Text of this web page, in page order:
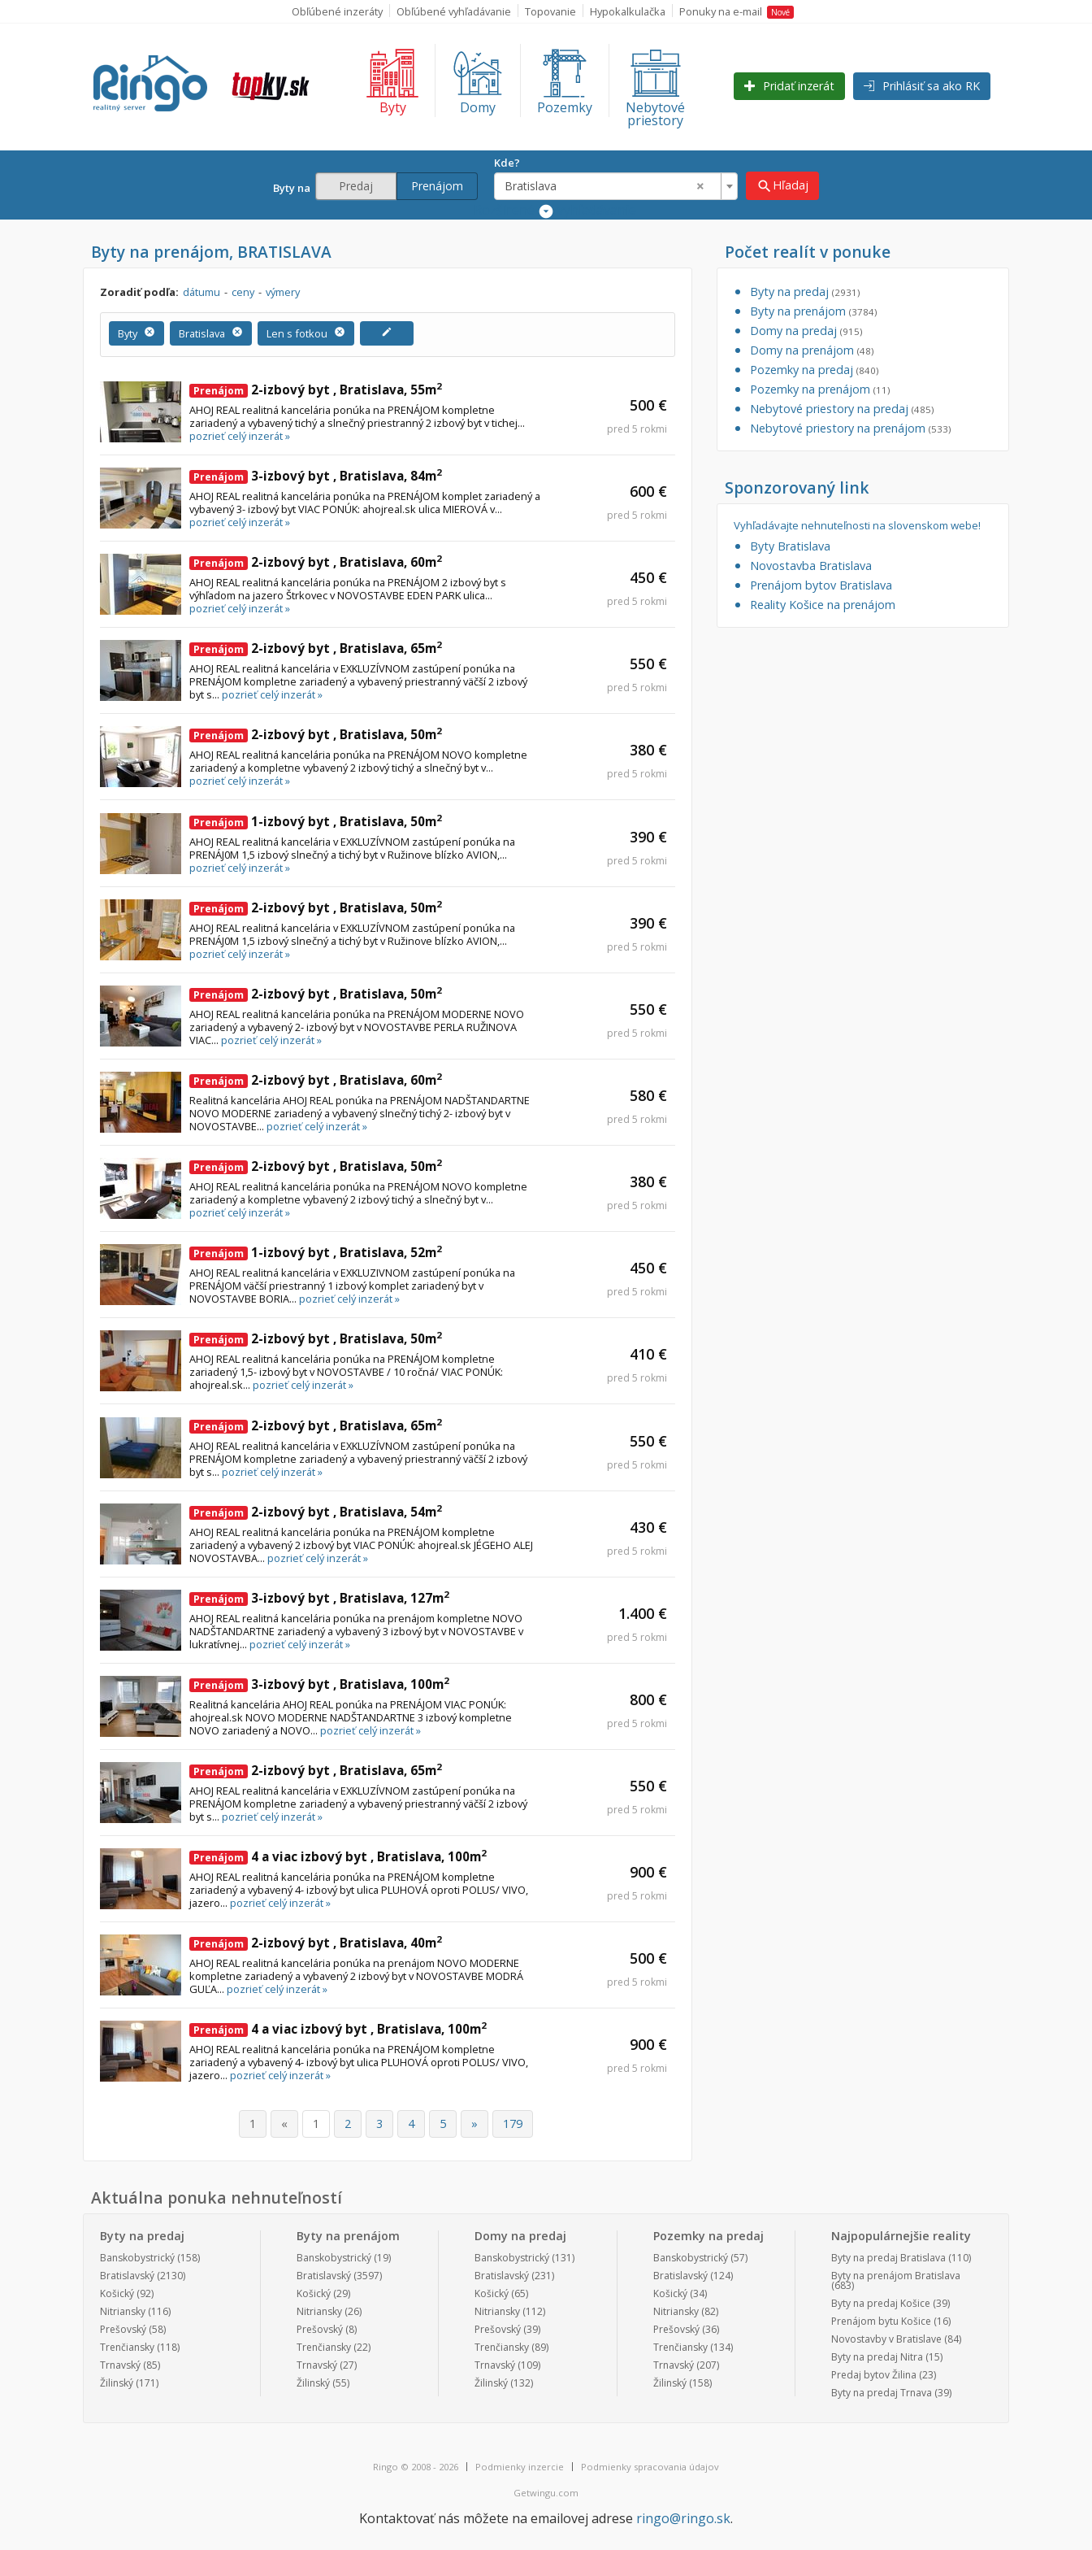
Obľúbené inzeráty Obľúbené vyhľadávanie Topovanie Hypokalkulačka Ponuky na e-mail Nové
Byty Domy Pozemky Nebytové
priestory
Pridať inzerát Prihlásiť sa ako RK
Byty na Predaj Prenájom
Kde?
×
Bratislava search Hľadaj
Predaj
Cena
Do:
Byt
Garsónky
Dvojgarsónky
2-izbové
3-izbové
Dom
Vila
Chalupa
Pozemok
Stavebné pozemky
Bývanie a rekreácia
Poľnohospodárske pozemky
Záhrada
Nebytové priestory
Administratívne, obchodné
Skladové, výrobné
Garáž, garážové státie
Filtre
Súkromná inzercia
Ponuka RK
Novostavba
Byty na prenájom, BRATISLAVA
Zoradiť podľa: dátumu - ceny - výmery
Byty cancel Bratislava cancel Len s fotkou cancel edit
Prenájom 2-izbový byt , Bratislava, 55m2
AHOJ REAL realitná kancelária ponúka na PRENÁJOM kompletne
zariadený a vybavený tichý a slnečný priestranný 2 izbový byt v tichej...
pozrieť celý inzerát »
500 €
pred 5 rokmi
Prenájom 3-izbový byt , Bratislava, 84m2
AHOJ REAL realitná kancelária ponúka na PRENÁJOM komplet zariadený a
vybavený 3- izbový byt VIAC PONÚK: ahojreal.sk ulica MIEROVÁ v...
pozrieť celý inzerát »
600 €
pred 5 rokmi
Prenájom 2-izbový byt , Bratislava, 60m2
AHOJ REAL realitná kancelária ponúka na PRENÁJOM 2 izbový byt s
výhľadom na jazero Štrkovec v NOVOSTAVBE EDEN PARK ulica...
pozrieť celý inzerát »
450 €
pred 5 rokmi
Prenájom 2-izbový byt , Bratislava, 65m2
AHOJ REAL realitná kancelária v EXKLUZÍVNOM zastúpení ponúka na
PRENÁJOM kompletne zariadený a vybavený priestranný väčší 2 izbový
byt s... pozrieť celý inzerát »
550 €
pred 5 rokmi
Prenájom 2-izbový byt , Bratislava, 50m2
AHOJ REAL realitná kancelária ponúka na PRENÁJOM NOVO kompletne
zariadený a kompletne vybavený 2 izbový tichý a slnečný byt v...
pozrieť celý inzerát »
380 €
pred 5 rokmi
Prenájom 1-izbový byt , Bratislava, 50m2
AHOJ REAL realitná kancelária v EXKLUZÍVNOM zastúpení ponúka na
PRENÁJ0M 1,5 izbový slnečný a tichý byt v Ružinove blízko AVION,...
pozrieť celý inzerát »
390 €
pred 5 rokmi
Prenájom 2-izbový byt , Bratislava, 50m2
AHOJ REAL realitná kancelária v EXKLUZÍVNOM zastúpení ponúka na
PRENÁJ0M 1,5 izbový slnečný a tichý byt v Ružinove blízko AVION,...
pozrieť celý inzerát »
390 €
pred 5 rokmi
Prenájom 2-izbový byt , Bratislava, 50m2
AHOJ REAL realitná kancelária ponúka na PRENÁJOM MODERNE NOVO
zariadený a vybavený 2- izbový byt v NOVOSTAVBE PERLA RUŽINOVA
VIAC... pozrieť celý inzerát »
550 €
pred 5 rokmi
Prenájom 2-izbový byt , Bratislava, 60m2
Realitná kancelária AHOJ REAL ponúka na PRENÁJOM NADŠTANDARTNE
NOVO MODERNE zariadený a vybavený slnečný tichý 2- izbový byt v
NOVOSTAVBE... pozrieť celý inzerát »
580 €
pred 5 rokmi
Prenájom 2-izbový byt , Bratislava, 50m2
AHOJ REAL realitná kancelária ponúka na PRENÁJOM NOVO kompletne
zariadený a kompletne vybavený 2 izbový tichý a slnečný byt v...
pozrieť celý inzerát »
380 €
pred 5 rokmi
Prenájom 1-izbový byt , Bratislava, 52m2
AHOJ REAL realitná kancelária v EXKLUZIVNOM zastúpení ponúka na
PRENÁJOM väčší priestranný 1 izbový komplet zariadený byt v
NOVOSTAVBE BORIA... pozrieť celý inzerát »
450 €
pred 5 rokmi
Prenájom 2-izbový byt , Bratislava, 50m2
AHOJ REAL realitná kancelária ponúka na PRENÁJOM kompletne
zariadený 1,5- izbový byt v NOVOSTAVBE / 10 ročná/ VIAC PONÚK:
ahojreal.sk... pozrieť celý inzerát »
410 €
pred 5 rokmi
Prenájom 2-izbový byt , Bratislava, 65m2
AHOJ REAL realitná kancelária v EXKLUZÍVNOM zastúpení ponúka na
PRENÁJOM kompletne zariadený a vybavený priestranný väčší 2 izbový
byt s... pozrieť celý inzerát »
550 €
pred 5 rokmi
Prenájom 2-izbový byt , Bratislava, 54m2
AHOJ REAL realitná kancelária ponúka na PRENÁJOM kompletne
zariadený a vybavený 2 izbový byt VIAC PONÚK: ahojreal.sk JÉGEHO ALEJ
NOVOSTAVBA... pozrieť celý inzerát »
430 €
pred 5 rokmi
Prenájom 3-izbový byt , Bratislava, 127m2
AHOJ REAL realitná kancelária ponúka na prenájom kompletne NOVO
NADŠTANDARTNE zariadený a vybavený 3 izbový byt v NOVOSTAVBE v
lukratívnej... pozrieť celý inzerát »
1.400 €
pred 5 rokmi
Prenájom 3-izbový byt , Bratislava, 100m2
Realitná kancelária AHOJ REAL ponúka na PRENÁJOM VIAC PONÚK:
ahojreal.sk NOVO MODERNE NADŠTANDARTNE 3 izbový kompletne
NOVO zariadený a NOVO... pozrieť celý inzerát »
800 €
pred 5 rokmi
Prenájom 2-izbový byt , Bratislava, 65m2
AHOJ REAL realitná kancelária v EXKLUZÍVNOM zastúpení ponúka na
PRENÁJOM kompletne zariadený a vybavený priestranný väčší 2 izbový
byt s... pozrieť celý inzerát »
550 €
pred 5 rokmi
Prenájom 4 a viac izbový byt , Bratislava, 100m2
AHOJ REAL realitná kancelária ponúka na PRENÁJOM kompletne
zariadený a vybavený 4- izbový byt ulica PLUHOVÁ oproti POLUS/ VIVO,
jazero... pozrieť celý inzerát »
900 €
pred 5 rokmi
Prenájom 2-izbový byt , Bratislava, 40m2
AHOJ REAL realitná kancelária ponúka na prenájom NOVO MODERNE
kompletne zariadený a vybavený 2 izbový byt v NOVOSTAVBE MODRÁ
GUĽA... pozrieť celý inzerát »
500 €
pred 5 rokmi
Prenájom 4 a viac izbový byt , Bratislava, 100m2
AHOJ REAL realitná kancelária ponúka na PRENÁJOM kompletne
zariadený a vybavený 4- izbový byt ulica PLUHOVÁ oproti POLUS/ VIVO,
jazero... pozrieť celý inzerát »
900 €
pred 5 rokmi
1 « 1 2 3 4 5 » 179
Počet realít v ponuke
Byty na predaj (2931)
Byty na prenájom (3784)
Domy na predaj (915)
Domy na prenájom (48)
Pozemky na predaj (840)
Pozemky na prenájom (11)
Nebytové priestory na predaj (485)
Nebytové priestory na prenájom (533)
Sponzorovaný link
Vyhľadávajte nehnuteľnosti na slovenskom webe!
Byty Bratislava
Novostavba Bratislava
Prenájom bytov Bratislava
Reality Košice na prenájom
Aktuálna ponuka nehnuteľností
Byty na predaj
Banskobystrický (158)
Bratislavský (2130)
Košický (92)
Nitriansky (116)
Prešovský (58)
Trenčiansky (118)
Trnavský (85)
Žilinský (171)
Byty na prenájom
Banskobystrický(19)
Bratislavský(3597)
Košický(29)
Nitriansky(26)
Prešovský(8)
Trenčiansky(22)
Trnavský(27)
Žilinský(55)
Domy na predaj
Banskobystrický (131)
Bratislavský (231)
Košický (65)
Nitriansky (112)
Prešovský (39)
Trenčiansky (89)
Trnavský (109)
Žilinský (132)
Pozemky na predaj
Banskobystrický(57)
Bratislavský(124)
Košický(34)
Nitriansky(82)
Prešovský(36)
Trenčiansky(134)
Trnavský(207)
Žilinský(158)
Najpopulárnejšie reality
Byty na predaj Bratislava (110)
Byty na prenájom Bratislava
(683)
Byty na predaj Košice (39)
Prenájom bytu Košice (16)
Novostavby v Bratislave (84)
Byty na predaj Nitra (15)
Predaj bytov Žilina (23)
Byty na predaj Trnava (39)
Ringo © 2008 - 2026 Podmienky inzercie Podmienky spracovania údajov
Getwingu.com
Kontaktovať nás môžete na emailovej adrese ringo@ringo.sk.